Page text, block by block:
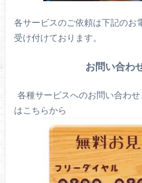
各サービスのご依頼は下記のお
受け付けております。
お問い合わ
各種サービスへのお問い合わ
はこちらから